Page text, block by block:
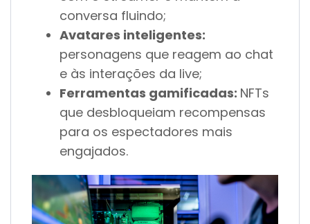
conversa fluindo;
Avatares inteligentes:
personagens que reagem ao chat
e às interações da live;
Ferramentas gamificadas: NFTs
que desbloqueiam recompensas
para os espectadores mais
engajados.